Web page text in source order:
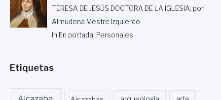
TERESA DE JESÚS DOCTORA DE LA IGLESIA, por
Almudena Mestre Izquierdo
In En portada, Personajes
Etiquetas